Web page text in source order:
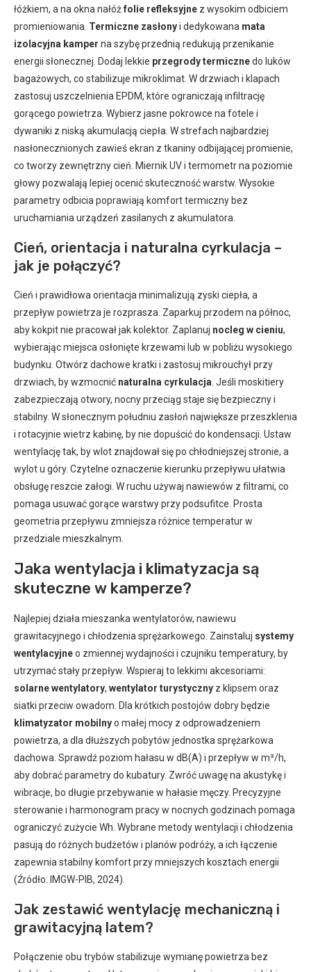
łóżkiem, a na okna nałóżfolie refleksyjne z wysokim odbiciem
promieniowania. Termiczne zasłonyi dedykowana mata
izolacyjna kamper na szybę przednią redukują przenikanie
energii słonecznej. Dodaj lekkie przegrody termicznedo luków
bagażowych, co stabilizuje mikroklimat. W drzwiach i klapach
zastosuj uszczelnienia EPDM, które ograniczają infiltrację
gorącego powietrza. Wybierz jasne pokrowce na fotele i
dywaniki z niską akumulacją ciepła. W strefach najbardziej
nasłonecznionych zawieś ekran z tkaniny odbijającej promienie,
co tworzy zewnętrzny cień. Miernik UV i termometr na poziomie
głowy pozwalają lepiej ocenić skuteczność warstw. Wysokie
parametry odbicia poprawiają komfort termiczny bez
uruchamiania urządzeń zasilanych z akumulatora.
Cień, orientacja i naturalna cyrkulacja –
jak je połączyć?
Cień i prawidłowa orientacja minimalizują zyski ciepła, a
przepływ powietrza je rozprasza. Zaparkuj przodem na północ,
aby kokpit nie pracował jak kolektor. Zaplanuj nocleg w cieniu,
wybierając miejsca osłonięte krzewami lub w pobliżu wysokiego
budynku. Otwórz dachowe kratki i zastosuj mikrouchył przy
drzwiach, by wzmocnić naturalna cyrkulacja . Jeśli moskitiery
zabezpieczają otwory, nocny przeciąg staje się bezpieczny i
stabilny. W słonecznym południu zasłoń największe przeszklenia
i rotacyjnie wietrz kabinę, by nie dopuścić do kondensacji. Ustaw
wentylację tak, by wlot znajdował się po chłodniejszej stronie, a
wylot u góry. Czytelne oznaczenie kierunku przepływu ułatwia
obsługę reszcie załogi. W ruchu używaj nawiewów z filtrami, co
pomaga usuwać gorące warstwy przy podsufitce. Prosta
geometria przepływu zmniejsza różnice temperatur w
przedziale mieszkalnym.
Jaka wentylacja i klimatyzacja są
skuteczne w kamperze?
Najlepiej działa mieszanka wentylatorów, nawiewu
grawitacyjnego i chłodzenia sprężarkowego. Zainstaluj systemy
wentylacyjneo zmiennej wydajności i czujniku temperatury, by
utrzymać stały przepływ. Wspieraj to lekkimi akcesoriami:
solarne wentylatory, wentylator turystyczny z klipsem oraz
siatki przeciw owadom. Dla krótkich postojów dobry będzie
klimatyzator mobilnyo małej mocy z odprowadzeniem
powietrza, a dla dłuższych pobytów jednostka sprężarkowa
dachowa. Sprawdź poziom hałasu w dB(A) i przepływ w m³/h,
aby dobrać parametry do kubatury. Zwróć uwagę na akustykę i
wibracje, bo długie przebywanie w hałasie męczy. Precyzyjne
sterowanie i harmonogram pracy w nocnych godzinach pomaga
ograniczyć zużycie Wh. Wybrane metody wentylacji i chłodzenia
pasują do różnych budżetów i planów podróży, a ich łączenie
zapewnia stabilny komfort przy mniejszych kosztach energii
(Źródło: IMGW-PIB, 2024).
Jak zestawić wentylację mechaniczną i
grawitacyjną latem?
Połączenie obu trybów stabilizuje wymianę powietrza bez